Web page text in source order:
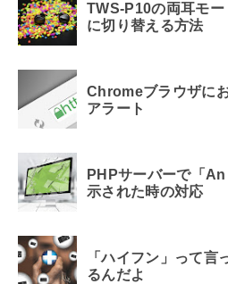
TWS-P10の両耳モー
に切り替える方法
Chromeブラウザに
アラート
PHPサーバーで「
示された時の対応
「ハイフン」って言
るんだよ